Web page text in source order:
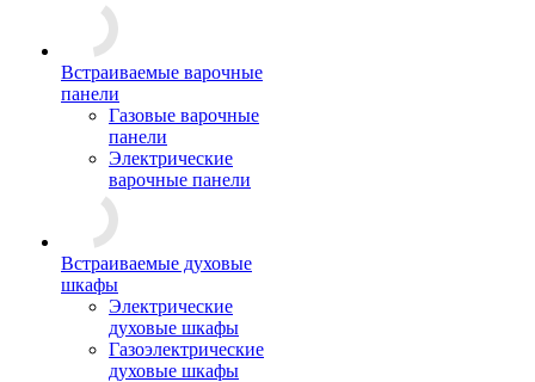
Встраиваемые варочные
панели
Газовые варочные
панели
Электрические
варочные панели
Встраиваемые духовые
шкафы
Электрические
духовые шкафы
Газоэлектрические
духовые шкафы